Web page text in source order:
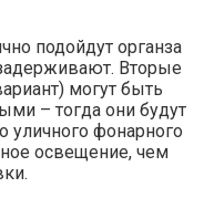
подойдут органза
Вторые
могут быть
– тогда они будут
фонарного
освещение, чем